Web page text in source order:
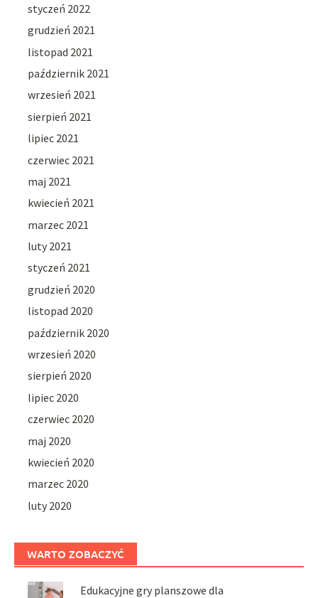
styczeń 2022
grudzień 2021
listopad 2021
październik 2021
wrzesień 2021
sierpień 2021
lipiec 2021
czerwiec 2021
maj 2021
kwiecień 2021
marzec 2021
luty 2021
styczeń 2021
grudzień 2020
listopad 2020
październik 2020
wrzesień 2020
sierpień 2020
lipiec 2020
czerwiec 2020
maj 2020
kwiecień 2020
marzec 2020
luty 2020
WARTO ZOBACZYĆ
Edukacyjne gry planszowe dla